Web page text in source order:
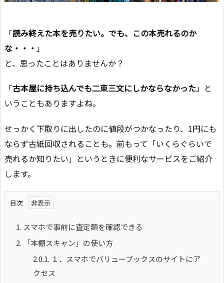
「読み終えた本を売りたい。でも、この本売れるのか
な・・・ 」
と、思ったことはありませんか？
「古本屋に持ち込んでも二束三文にしかならなかった」と
いうこともありますよね。
せっかく下取りに出したのに値段がつかなったり、1円にも
ならず古紙回収されることも。前もって「いくらぐらいで
売れるか知りたい」というときに便利なサービスをご紹介
します。
目次
1. スマホで事前に査定額を確認できる
2. 「本棚スキャン」の使い方
2.0.1. １．スマホでバリューブックスのサイトにア
クセス